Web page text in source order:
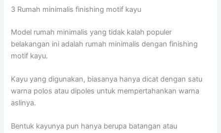
3 Rumah minimalis finishing motif kayu
Model rumah minimalis yang tidak kalah populer
belakangan ini adalah rumah minimalis dengan finishing
motif kayu.
Kayu yang digunakan, biasanya hanya dicat dengan satu
warna polos atau dipoles untuk mempertahankan warna
aslinya.
Bentuk kayunya pun hanya berupa batangan atau